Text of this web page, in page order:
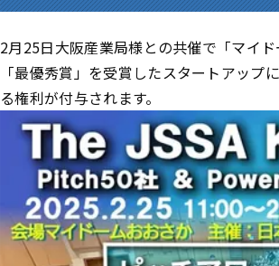
2月25日大阪産業局様との共催で「マイ
「最優秀賞」を受賞したスタートアッ
る権利が付与されます。